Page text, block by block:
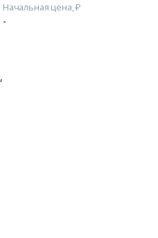
,
Начальная цена, ₽
-